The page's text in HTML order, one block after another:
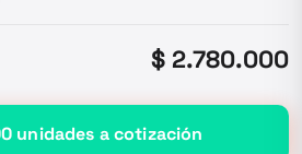
$ 2.780.000
unidades a cotización